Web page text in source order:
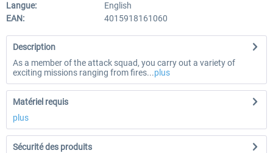
Langue:
English
EAN:
4015918161060
Description
As a member of the attack squad, you carry out a variety of
exciting missions ranging from fires...plus
Matériel requis
plus
Sécurité des produits